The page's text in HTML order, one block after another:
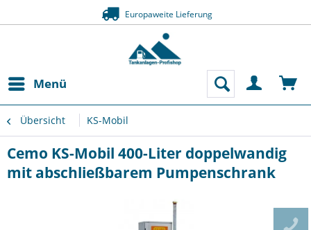
Europaweite Lieferung
Menü
Übersicht KS-Mobil
Cemo KS-Mobil 400-Liter doppelwandig
mit abschließbarem Pumpenschrank